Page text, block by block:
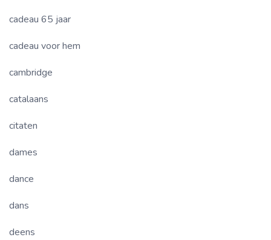
cadeau 65 jaar
cadeau voor hem
cambridge
catalaans
citaten
dames
dance
dans
deens